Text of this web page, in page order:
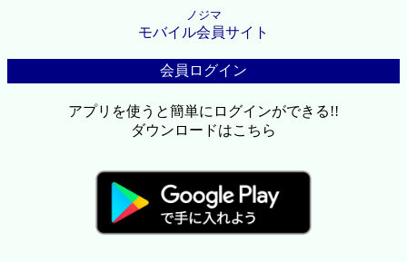
ノジマ
モバイル会員サイト
会員ログイン
アプリを使うと簡単にログインができる!!
ダウンロードはこちら